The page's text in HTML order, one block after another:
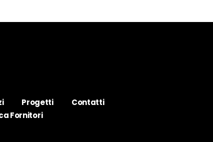
Progetti
Contatti
Fornitori